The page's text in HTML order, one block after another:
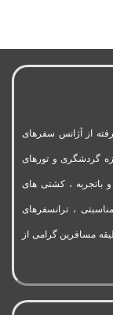
از آژانس سفرهای
فعالیت در حوزه گردشگری و تورهای
باتجربه ، کشتی های
، ترانسفرهای
مسافرین گرامی از